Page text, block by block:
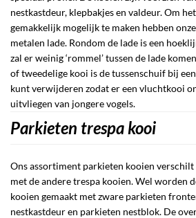
nestkastdeur, klepbakjes en valdeur. Om
gemakkelijk mogelijk te maken hebben
metalen lade. Rondom de lade is een
zal er weinig ‘rommel’ tussen de lade
of tweedelige kooi is de tussenschuif bij
kunt verwijderen zodat er een vluchtkooi
uitvliegen van jongere vogels.
Parkieten trespa kooi
Ons assortiment parkieten kooien
met de andere trespa kooien. Wel worden
kooien gemaakt met zware parkieten
nestkastdeur en parkieten nestblok. De